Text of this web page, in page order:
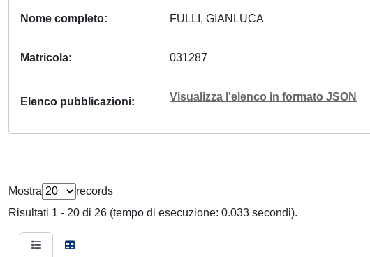
Nome completo FULLI, GIANLUCA
Matricola 031287
Elenco pubblicazioni Visualizza l'elenco in formato JSON
Mostra
records
Risultati 1 - 20 di 26 (tempo di esecuzione: 0.033 secondi).